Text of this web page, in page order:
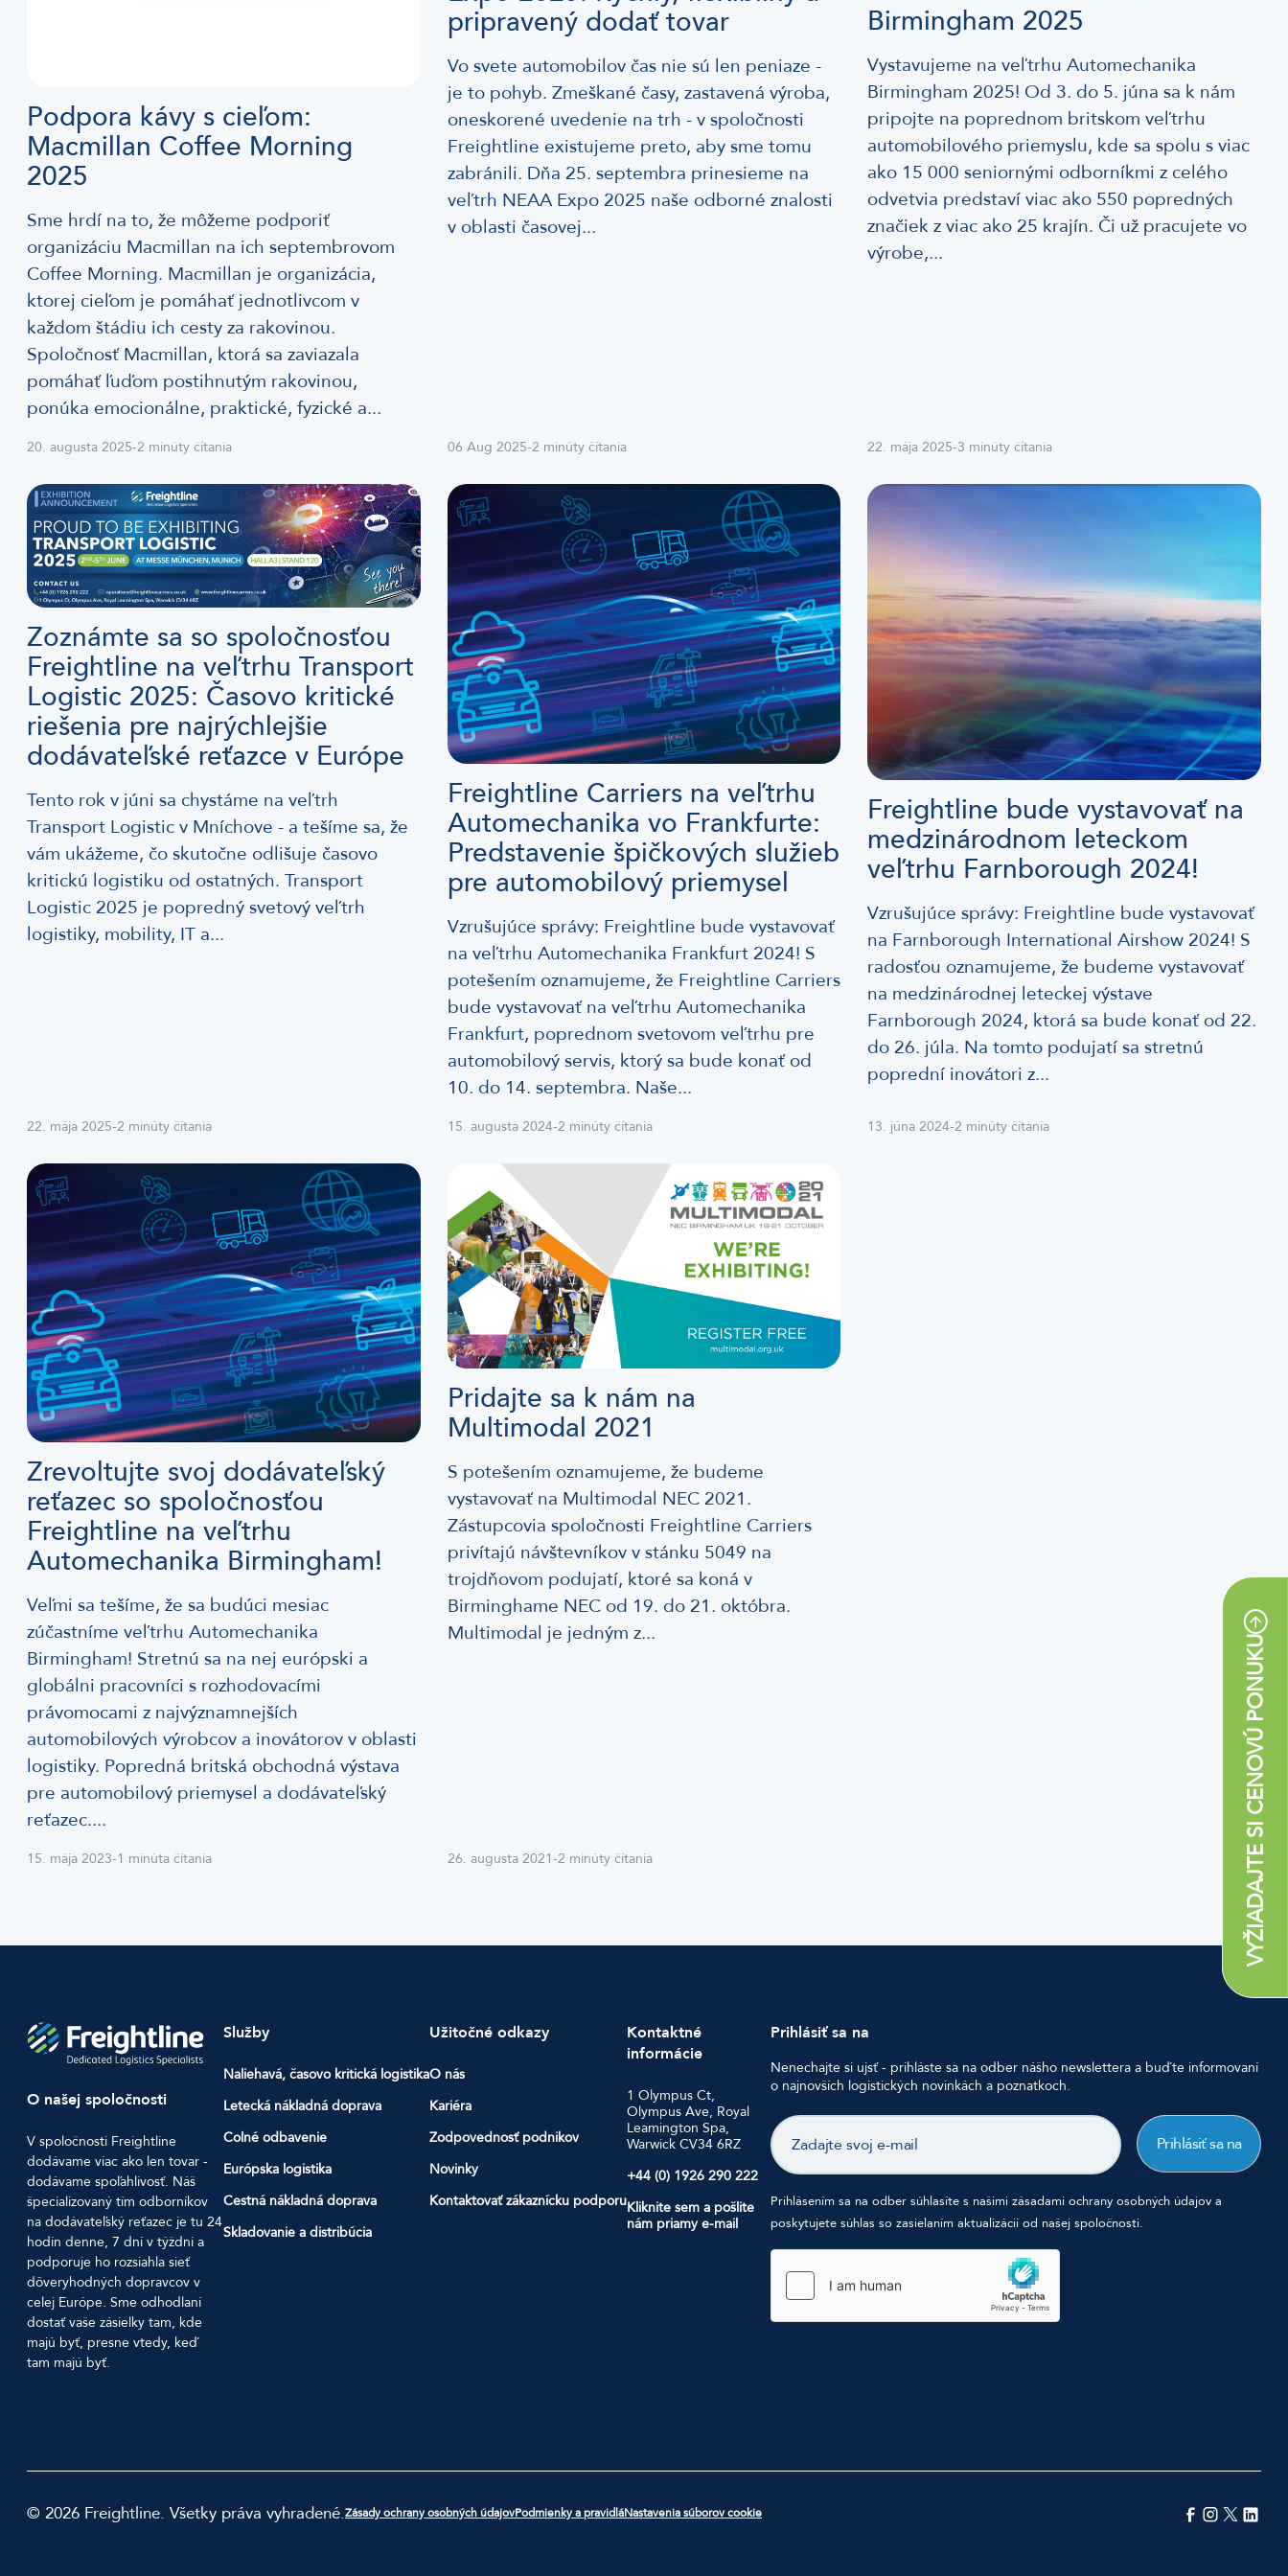
VYŽIADAJTE SI CENOVÚ PONUKU
Podpora kávy s cieľom:
Macmillan Coffee Morning
2025
Sme hrdí na to, že môžeme podporiť
organizáciu Macmillan na ich septembrovom
Coffee Morning. Macmillan je organizácia,
ktorej cieľom je pomáhať jednotlivcom v
každom štádiu ich cesty za rakovinou.
Spoločnosť Macmillan, ktorá sa zaviazala
pomáhať ľuďom postihnutým rakovinou,
ponúka emocionálne, praktické, fyzické a...
20. augusta 2025-2 minúty čítania
pripravený dodať tovar
Vo svete automobilov čas nie sú len peniaze -
je to pohyb. Zmeškané časy, zastavená výroba,
oneskorené uvedenie na trh - v spoločnosti
Freightline existujeme preto, aby sme tomu
zabránili. Dňa 25. septembra prinesieme na
veľtrh NEAA Expo 2025 naše odborné znalosti
v oblasti časovej...
06 Aug 2025-2 minúty čítania
Birmingham 2025
Vystavujeme na veľtrhu Automechanika
Birmingham 2025! Od 3. do 5. júna sa k nám
pripojte na poprednom britskom veľtrhu
automobilového priemyslu, kde sa spolu s viac
ako 15 000 seniornými odborníkmi z celého
odvetvia predstaví viac ako 550 popredných
značiek z viac ako 25 krajín. Či už pracujete vo
výrobe,...
22. mája 2025-3 minúty čítania
Zoznámte sa so spoločnosťou
Freightline na veľtrhu Transport
Logistic 2025: Časovo kritické
riešenia pre najrýchlejšie
dodávateľské reťazce v Európe
Tento rok v júni sa chystáme na veľtrh
Transport Logistic v Mníchove - a tešíme sa, že
vám ukážeme, čo skutočne odlišuje časovo
kritickú logistiku od ostatných. Transport
Logistic 2025 je popredný svetový veľtrh
logistiky, mobility, IT a...
22. mája 2025-2 minúty čítania
Freightline Carriers na veľtrhu
Automechanika vo Frankfurte:
Predstavenie špičkových služieb
pre automobilový priemysel
Vzrušujúce správy: Freightline bude vystavovať
na veľtrhu Automechanika Frankfurt 2024! S
potešením oznamujeme, že Freightline Carriers
bude vystavovať na veľtrhu Automechanika
Frankfurt, poprednom svetovom veľtrhu pre
automobilový servis, ktorý sa bude konať od
10. do 14. septembra. Naše...
15. augusta 2024-2 minúty čítania
Freightline bude vystavovať na
medzinárodnom leteckom
veľtrhu Farnborough 2024!
Vzrušujúce správy: Freightline bude vystavovať
na Farnborough International Airshow 2024! S
radosťou oznamujeme, že budeme vystavovať
na medzinárodnej leteckej výstave
Farnborough 2024, ktorá sa bude konať od 22.
do 26. júla. Na tomto podujatí sa stretnú
poprední inovátori z...
13. júna 2024-2 minúty čítania
Zrevoltujte svoj dodávateľský
reťazec so spoločnosťou
Freightline na veľtrhu
Automechanika Birmingham!
Veľmi sa tešíme, že sa budúci mesiac
zúčastníme veľtrhu Automechanika
Birmingham! Stretnú sa na nej európski a
globálni pracovníci s rozhodovacími
právomocami z najvýznamnejších
automobilových výrobcov a inovátorov v oblasti
logistiky. Popredná britská obchodná výstava
pre automobilový priemysel a dodávateľský
reťazec....
15. mája 2023-1 minúta čítania
Pridajte sa k nám na
Multimodal 2021
S potešením oznamujeme, že budeme
vystavovať na Multimodal NEC 2021.
Zástupcovia spoločnosti Freightline Carriers
privítajú návštevníkov v stánku 5049 na
trojdňovom podujatí, ktoré sa koná v
Birminghame NEC od 19. do 21. októbra.
Multimodal je jedným z...
26. augusta 2021-2 minúty čítania
O našej spoločnosti
V spoločnosti Freightline
dodávame viac ako len tovar -
dodávame spoľahlivosť. Náš
špecializovaný tím odborníkov
na dodávateľský reťazec je tu 24
hodín denne, 7 dní v týždni a
podporuje ho rozsiahla sieť
dôveryhodných dopravcov v
celej Európe. Sme odhodlaní
dostať vaše zásielky tam, kde
majú byť, presne vtedy, keď
tam majú byť.
Služby
Naliehavá, časovo kritická logistika
Letecká nákladná doprava
Colné odbavenie
Európska logistika
Cestná nákladná doprava
Skladovanie a distribúcia
Užitočné odkazy
O nás
Kariéra
Zodpovednosť podnikov
Novinky
Kontaktovať zákaznícku podporu
Kontaktné
informácie
1 Olympus Ct,
Olympus Ave, Royal
Leamington Spa,
Warwick CV34 6RZ
+44 (0) 1926 290 222
Kliknite sem a pošlite
nám priamy e-mail
Prihlásiť sa na
Nenechajte si ujsť - prihláste sa na odber nášho newslettera a buďte informovaní
o najnovších logistických novinkách a poznatkoch.
E-
mail
Prihlásením sa na odber súhlasíte s našimi zásadami ochrany osobných údajov a
poskytujete súhlas so zasielaním aktualizácií od našej spoločnosti.
© 2026 Freightline. Všetky práva vyhradené.Zásady ochrany osobných údajovPodmienky a pravidláNastavenia súborov cookie